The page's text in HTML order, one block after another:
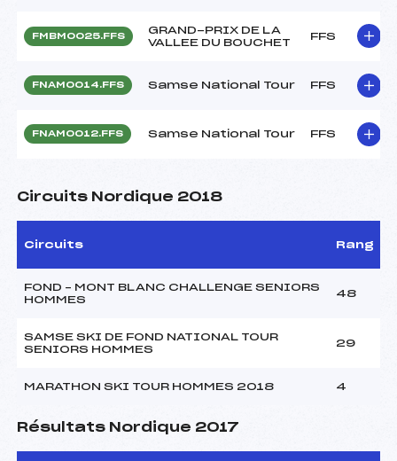
FMBM0025.FFS
GRAND-PRIX DE LA
VALLEE DU BOUCHET
FFS
FNAM0014.FFS Samse National Tour FFS
FNAM0012.FFS Samse National Tour FFS
Circuits Nordique 2018
Circuits Rang
FOND – MONT BLANC CHALLENGE SENIORS
HOMMES
48
SAMSE SKI DE FOND NATIONAL TOUR
SENIORS HOMMES
29
MARATHON SKI TOUR HOMMES 2018 4
Résultats Nordique 2017